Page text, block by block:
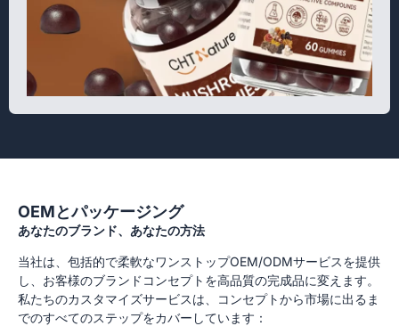
OEMとパッケージング
あなたのブランド、あなたの方法
当社は、包括的で柔軟なワンストップOEM/ODMサービスを提供
し、お客様のブランドコンセプトを高品質の完成品に変えます。
私たちのカスタマイズサービスは、コンセプトから市場に出るま
でのすべてのステップをカバーしています：